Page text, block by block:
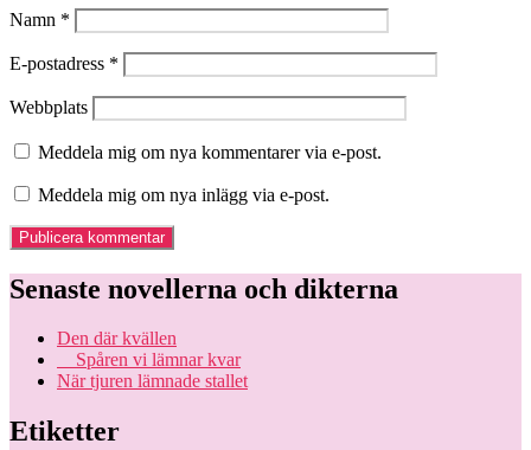
Namn *
E-postadress *
Webbplats
Meddela mig om nya kommentarer via e-post.
Meddela mig om nya inlägg via e-post.
Senaste novellerna och dikterna
Den där kvällen
Spåren vi lämnar kvar
När tjuren lämnade stallet
Etiketter